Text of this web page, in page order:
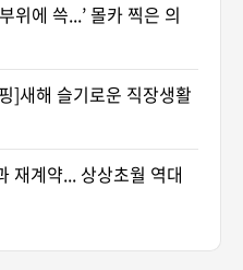
위에 쓱...’ 몰카 찍은 의
]새해 슬기로운 직장생활
재계약... 상상초월 역대